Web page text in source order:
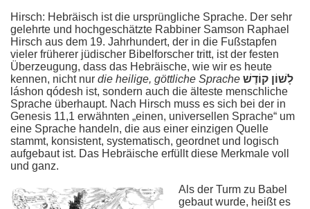
Hirsch: Hebräisch ist die ursprüngliche Sprache. Der sehr
gelehrte und hochgeschätzte Rabbiner Samson Raphael
Hirsch aus dem 19. Jahrhundert, der in die Fußstapfen
vieler früherer jüdischer Bibelforscher tritt, ist der festen
Überzeugung, dass das Hebräische, wie wir es heute
kennen, nicht nur die heilige, göttliche Sprache לָשׁוֹן קוֹדֶשׁ
láshon qódesh ist, sondern auch die älteste menschliche
Sprache überhaupt. Nach Hirsch muss es sich bei der in
Genesis 11,1 erwähnten „einen, universellen Sprache“ um
eine Sprache handeln, die aus einer einzigen Quelle
stammt, konsistent, systematisch, geordnet und logisch
aufgebaut ist. Das Hebräische erfüllt diese Merkmale voll
und ganz.
Als der Turm zu Babel
gebaut wurde, heißt es